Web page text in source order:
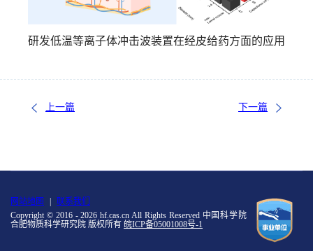
研发低温等离子体冲击波装置在经皮给药方面的应用
上一篇 下一篇
网站地图
联系我们
Copyright © 2016 -2026 hf.cas.cn All Rights Reserved 中国科学院
合肥物质科学研究院 版权所有 皖ICP备05001008号-1